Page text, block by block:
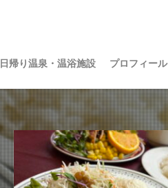
日帰り温泉・温浴施設 プロフィール